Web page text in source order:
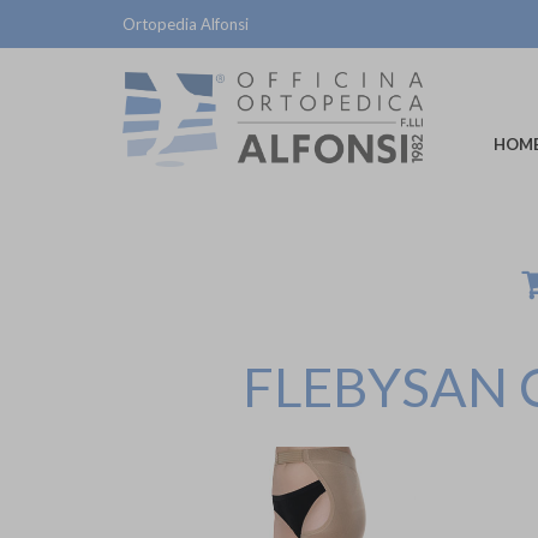
Ortopedia Alfonsi
FLEBYSAN